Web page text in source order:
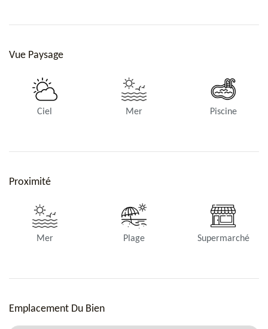
Vue Paysage
Ciel Mer Piscine
Proximité
Mer Plage Supermarché
Emplacement Du Bien